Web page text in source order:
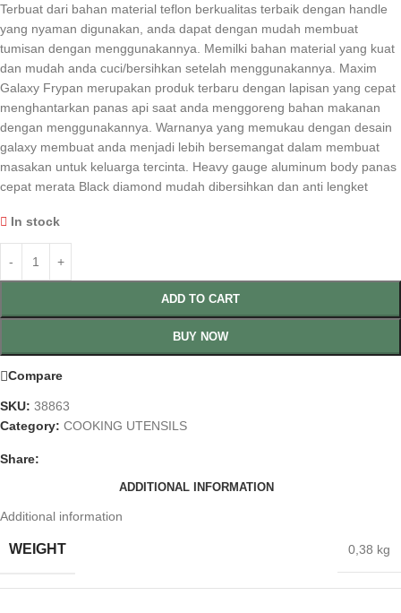
Terbuat dari bahan material teflon berkualitas terbaik dengan handle
yang nyaman digunakan, anda dapat dengan mudah membuat
tumisan dengan menggunakannya. Memilki bahan material yang kuat
dan mudah anda cuci/bersihkan setelah menggunakannya. Maxim
Galaxy Frypan merupakan produk terbaru dengan lapisan yang cepat
menghantarkan panas api saat anda menggoreng bahan makanan
dengan menggunakannya. Warnanya yang memukau dengan desain
galaxy membuat anda menjadi lebih bersemangat dalam membuat
masakan untuk keluarga tercinta. Heavy gauge aluminum body panas
cepat merata Black diamond mudah dibersihkan dan anti lengket
In stock
ADD TO CART
BUY NOW
Compare
SKU: 38863
Category: COOKING UTENSILS
Share:
ADDITIONAL INFORMATION
Additional information
WEIGHT 0,38 kg